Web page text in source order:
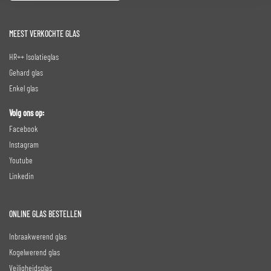
MEEST VERKOCHTE GLAS
HR++ Isolatieglas
Gehard glas
Enkel glas
Volg ons op:
Facebook
Instagram
Youtube
Linkedin
ONLINE GLAS BESTELLEN
Inbraakwerend glas
Kogelwerend glas
Veiligheidsglas